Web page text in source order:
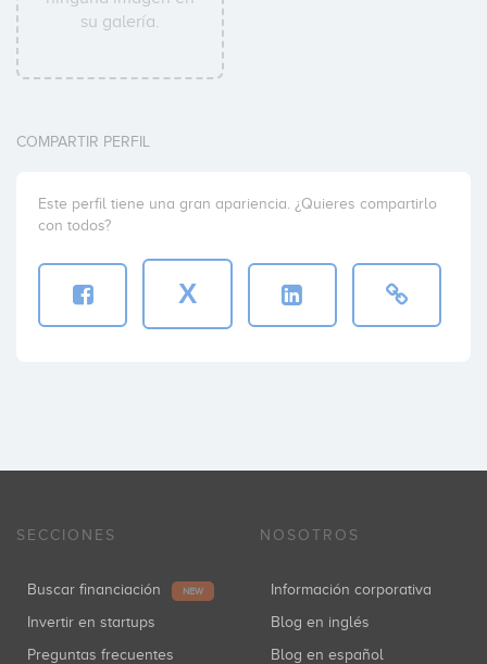
su galería.
COMPARTIR PERFIL
Este perfil tiene una gran apariencia. ¿Quieres compartirlo
con todos?
X
SECCIONES
Buscar financiación NEW
Invertir en startups
Preguntas frecuentes
NOSOTROS
Información corporativa
Blog en inglés
Blog en español